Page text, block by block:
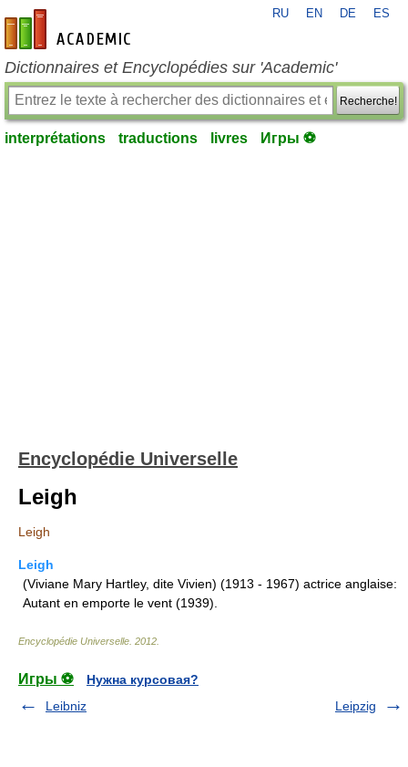
fr-academic.com
RU EN DE ES
Dictionnaires et Encyclopédies sur 'Academic'
Recherche!
interprétations traductions livres Игры ⚽
Encyclopédie Universelle
Leigh
Leigh
Leigh
(Viviane Mary Hartley, dite Vivien) (1913 - 1967) actrice anglaise:
Autant en emporte le vent (1939).
Encyclopédie Universelle 2012
Игры ⚽
Нужна курсовая?
Leibniz
Leipzig